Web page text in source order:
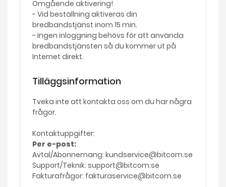
Omgående aktivering!
- Vid beställning aktiveras din
bredbandstjänst inom 15 min.
- Ingen inloggning behövs för att använda
bredbandstjänsten så du kommer ut på
Internet direkt.
Tilläggsinformation
Tveka inte att kontakta oss om du har några
frågor.
Kontaktuppgifter:
Per e-post:
Avtal/Abonnemang: kundservice@bitcom.se
Support/Teknik: support@bitcom.se
Fakturafrågor: fakturaservice@bitcom.se